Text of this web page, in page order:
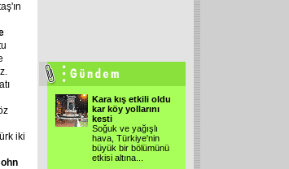
iki
Kara kış etkili oldu
kar köy yollarını
kesti
Soğuk ve yağışlı
hava, Türkiye'nin
büyük bir bölümünü
etkisi altına